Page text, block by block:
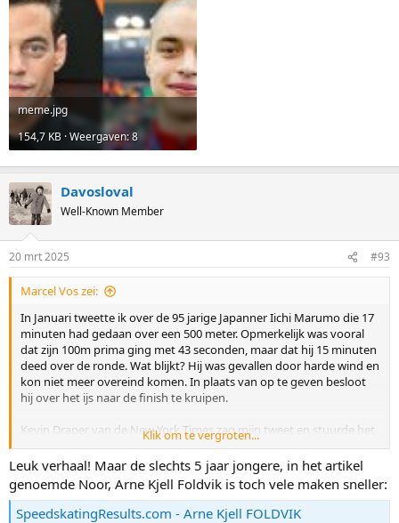
meme.jpg
154,7 KB · Weergaven: 8
Davosloval
Well-Known Member
20 mrt 2025 #93
Marcel Vos zei:
In Januari tweette ik over de 95 jarige Japanner Iichi Marumo die 17
minuten had gedaan over een 500 meter. Opmerkelijk was vooral
dat zijn 100m prima ging met 43 seconden, maar dat hij 15 minuten
deed over de ronde. Wat blijkt? Hij was gevallen door harde wind en
kon niet meer overeind komen. In plaats van op te geven besloot
hij over het ijs naar de finish te kruipen.
Kevin Draper van de New York Times zag mijn tweet en stuurde het
door naar Japanse collega's. Die deden verder onderzoek en nu is er
dit fantastische artikel over het bijzondere leven van Iichi Marumo
verschenen:
https://www.nytimes.com/2025/03/16/...e_code=1.4k4.MoZ5.hWsRv
1ruEHfN&smid=url-share
Klik om te vergroten...
Leuk verhaal! Maar de slechts 5 jaar jongere, in het artikel
genoemde Noor, Arne Kjell Foldvik is toch vele maken sneller:
SpeedskatingResults.com - Arne Kjell FOLDVIK